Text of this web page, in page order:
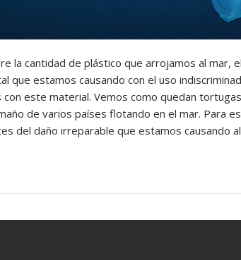
la cantidad de plástico que arrojamos al mar,
que estamos causando con el uso
este material. Vemos como quedan
de varios países flotando en el mar. Para
del daño irreparable que estamos causando